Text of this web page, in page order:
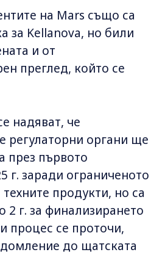
на Mars също са
за Kellanova, но били
и от
преглед, който се
надяват, че
регулаторни органи ще
през първото
г. заради ограниченото
продукти, но са
2 г. за финализирането
процес се проточи,
до щатската